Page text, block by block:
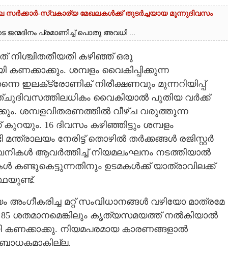
സർക്കാർ-സ്വകാര്യ മേഖലകൾക്ക് തുടർച്ചയായ മൂന്നുദിവസം
പ്രമാണിച്ച് പൊതു അവധി ...
കഴിഞ്ഞ് ഒരു
കണക്കാക്കും. ശമ്പളം വൈകിപ്പിക്കുന്ന
ഇലക്‌ട്രോണിക് നിരീക്ഷണവും മുന്നറിയിപ്പ്
വൈകിയാൽ പുതിയ വർക്ക്
ശമ്പളവിതരണത്തിൽ വീഴ്‌ച വരുത്തുന്ന
16 ദിവസം കഴിഞ്ഞിട്ടും ശമ്പളം
നേരിട്ട് തൊഴിൽ തർക്കങ്ങൾ രജിസ്റ്റ‌ർ
ആവർത്തിച്ച് നിയമലംഘനം നടത്തിയാൽ
ഉടമകൾക്ക് യാത്രാവിലക്ക്
അംഗീകരിച്ച മറ്റ് സംവിധാനങ്ങൾ വഴിയോ മാത്രമേ
ശതമാനമെങ്കിലും കൃത്യസമയത്ത് നൽകിയാൽ
കണക്കാക്കു. നിയമപരമായ കാരണങ്ങളാൽ